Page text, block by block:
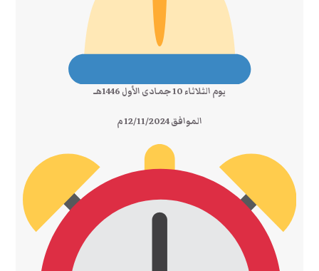
يوم الثلاثاء 10 جمادى الأول 1446هـ
الموافق 12/11/2024 م